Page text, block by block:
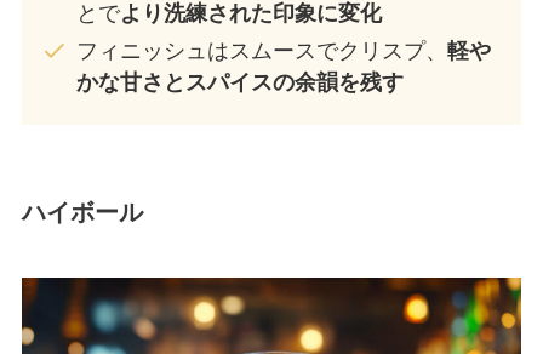
とでより洗練された印象に変化
フィニッシュはスムースでクリスプ、 軽や
かな甘さとスパイスの余韻を残す
ハイボール